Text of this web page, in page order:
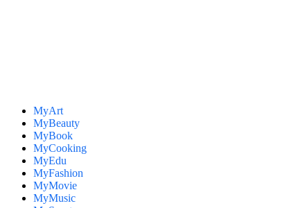
MyArt
MyBeauty
MyBook
MyCooking
MyEdu
MyFashion
MyMovie
MyMusic